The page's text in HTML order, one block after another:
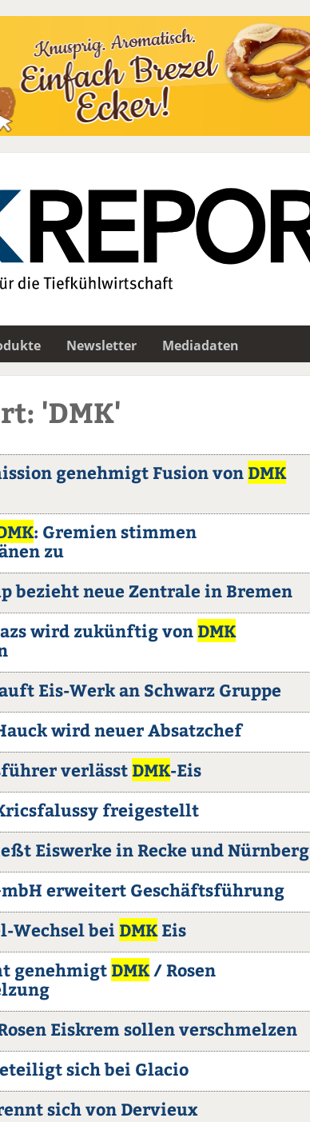
Newsletter
Mediadaten
'DMK'
genehmigt Fusion von DMK
: Gremien stimmen
zu
bezieht neue Zentrale in Bremen
wird zukünftig von DMK
Eis-Werk an Schwarz Gruppe
wird neuer Absatzchef
verlässt DMK-Eis
freigestellt
Eiswerke in Recke und Nürnberg
erweitert Geschäftsführung
Wechsel bei DMKEis
genehmigt DMK/ Rosen
Eiskrem sollen verschmelzen
sich bei Glacio
sich von Dervieux